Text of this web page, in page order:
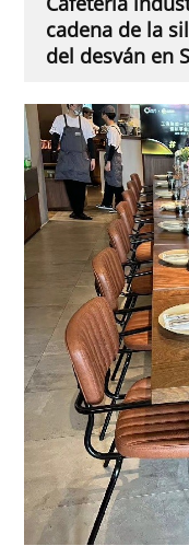
cadena de la
del desván en